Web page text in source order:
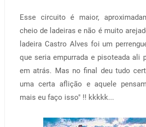
Esse circuito é maior,
cheio de ladeiras e não é muito
ladeira Castro Alves foi um
que seria empurrada e pisoteada ali
em atrás. Mas no final deu tudo
uma certa aflição e aquele
mais eu faço isso" !! kkkkk...